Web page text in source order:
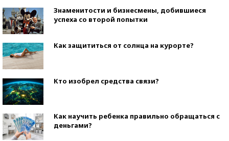
Знаменитости и бизнесмены, добившиеся
успеха со второй попытки
Как защититься от солнца на курорте?
Кто изобрел средства связи?
Как научить ребенка правильно обращаться с
деньгами?